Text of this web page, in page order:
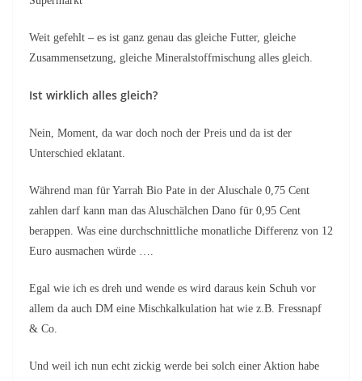
Weit gefehlt – es ist ganz genau das gleiche Futter, gleiche
Zusammensetzung, gleiche Mineralstoffmischung alles gleich.
Ist wirklich alles gleich?
Nein, Moment, da war doch noch der Preis und da ist der
Unterschied eklatant.
Während man für Yarrah Bio Pate in der Aluschale 0,75 Cent
zahlen darf kann man das Aluschälchen Dano für 0,95 Cent
berappen. Was eine durchschnittliche monatliche Differenz von 12
Euro ausmachen würde ….
Egal wie ich es dreh und wende es wird daraus kein Schuh vor
allem da auch DM eine Mischkalkulation hat wie z.B. Fressnapf
& Co.
Und weil ich nun echt zickig werde bei solch einer Aktion habe